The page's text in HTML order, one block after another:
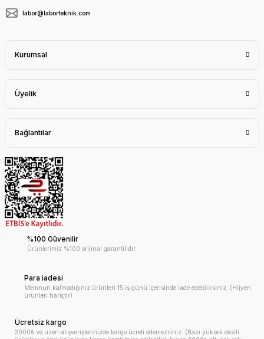
labor@laborteknik.com
Kurumsal
Üyelik
Bağlantılar
%100 Güvenilir
Ürünlerimiz %100 orijinal garantilidir.
Para iadesi
Memnun kalmadığınız ürünleri 15 iş günü içerisinde iade edebilirsiniz. (Hijyen
ürünleri hariçtir)
Ücretsiz kargo
2000₺ ve üzeri alışverişlerinizde kargo ücreti ödemezsiniz. (Bazı yüksek desili